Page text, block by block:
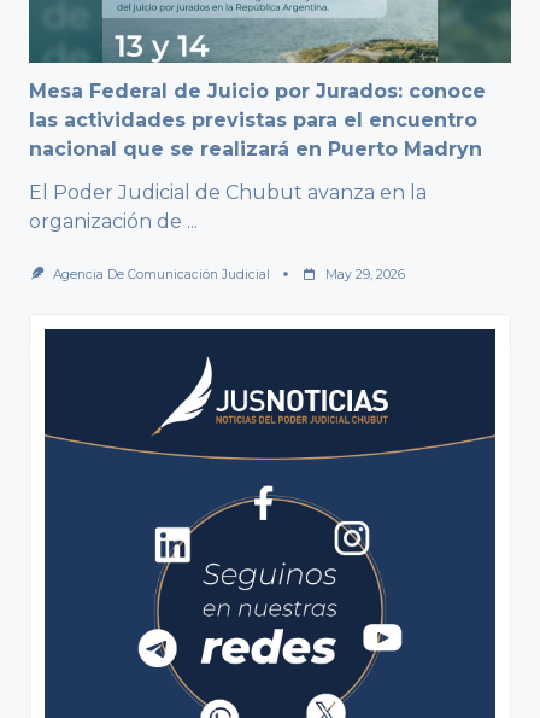
Mesa Federal de Juicio por Jurados: conoce
las actividades previstas para el encuentro
nacional que se realizará en Puerto Madryn
El Poder Judicial de Chubut avanza en la
organización de ...
Agencia De Comunicación Judicial May 29, 2026